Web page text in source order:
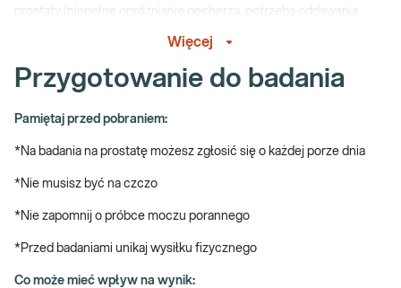
przy bolesności w obrębie pachwin, krocza, jąder, nasady prącia,
rozrodczego mężczyzny
Badanie prostaty z krwi i z moczu – dlaczego
warto wykonać?
Prostata jest gruczołem układu rozrodczego mężczyzny,
odpowiedzialnym za produkcję płynu nasiennego, zapewniającego
Więcej
Przygotowanie do badania
Pamiętaj przed pobraniem:
*Na badania na prostatę możesz zgłosić się o każdej porze dnia
*Nie musisz być na czczo
*Nie zapomnij o próbce moczu porannego
*Przed badaniami unikaj wysiłku fizycznego
Co może mieć wpływ na wynik: